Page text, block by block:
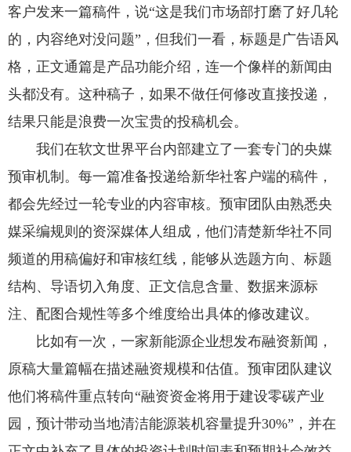
客户发来一篇稿件，说“这是我们市场部打磨了好几轮
的，内容绝对没问题”，但我们一看，标题是广告语风
格，正文通篇是产品功能介绍，连一个像样的新闻由
头都没有。这种稿子，如果不做任何修改直接投递，
结果只能是浪费一次宝贵的投稿机会。
我们在软文世界平台内部建立了一套专门的央媒
预审机制。每一篇准备投递给新华社客户端的稿件，
都会先经过一轮专业的内容审核。预审团队由熟悉央
媒采编规则的资深媒体人组成，他们清楚新华社不同
频道的用稿偏好和审核红线，能够从选题方向、标题
结构、导语切入角度、正文信息含量、数据来源标
注、配图合规性等多个维度给出具体的修改建议。
比如有一次，一家新能源企业想发布融资新闻，
原稿大量篇幅在描述融资规模和估值。预审团队建议
他们将稿件重点转向“融资资金将用于建设零碳产业
园，预计带动当地清洁能源装机容量提升30%”，并在